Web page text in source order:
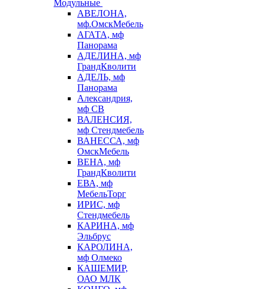
Модульные
АВЕЛОНА,
мф.ОмскМебель
АГАТА, мф
Панорама
АДЕЛИНА, мф
ГрандКволити
АДЕЛЬ, мф
Панорама
Александрия,
мф СВ
ВАЛЕНСИЯ,
мф Стендмебель
ВАНЕССА, мф
ОмскМебель
ВЕНА, мф
ГрандКволити
ЕВА, мф
МебельТорг
ИРИС, мф
Стендмебель
КАРИНА, мф
Эльбрус
КАРОЛИНА,
мф Олмеко
КАШЕМИР,
ОАО МЛК